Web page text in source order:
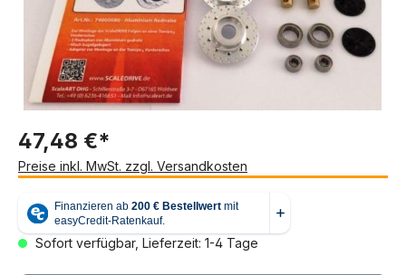
47,48 €*
Preise inkl. MwSt. zzgl. Versandkosten
Sofort verfügbar, Lieferzeit: 1-4 Tage